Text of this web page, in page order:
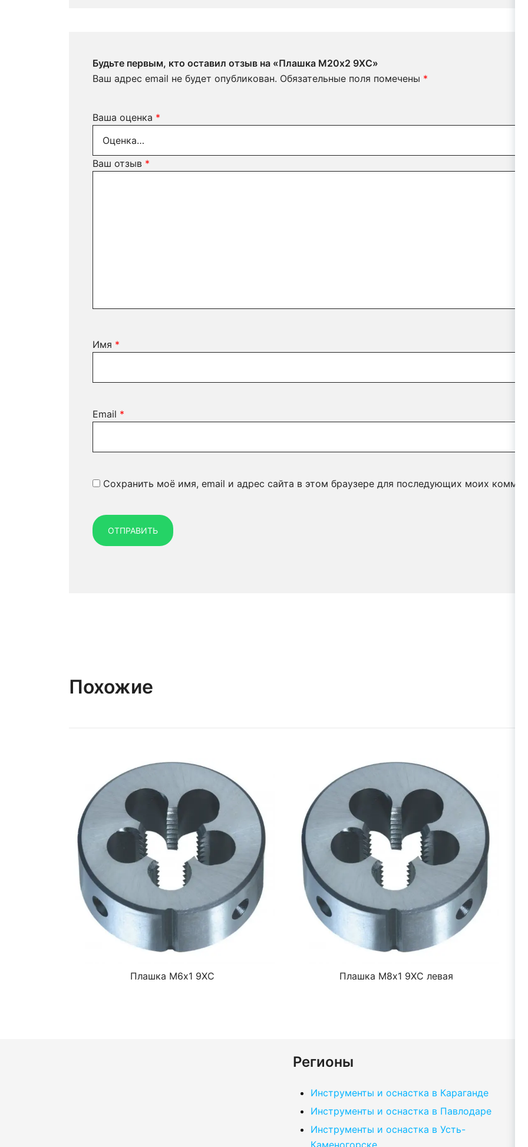
Будьте первым, кто оставил отзыв на «Плашка М20х2 9ХС»
Ваш адрес email не будет опубликован. Обязательные поля помечены *
Ваша оценка *
Ваш отзыв *
Имя *
Email *
Сохранить моё имя, email и адрес сайта в этом браузере для последующих моих
Похожие
Плашка М6х1 9ХС Плашка М8х1 9ХС левая
Регионы
Инструменты и оснастка в Караганде
Инструменты и оснастка в Павлодаре
Инструменты и оснастка в Усть-